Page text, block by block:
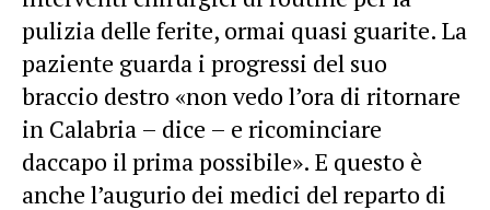
pulizia delle ferite, ormai quasi guarite. La
paziente guarda i progressi del suo
braccio destro «non vedo l’ora di ritornare
in Calabria – dice – e ricominciare
daccapo il prima possibile». E questo è
anche l’augurio dei medici del reparto di